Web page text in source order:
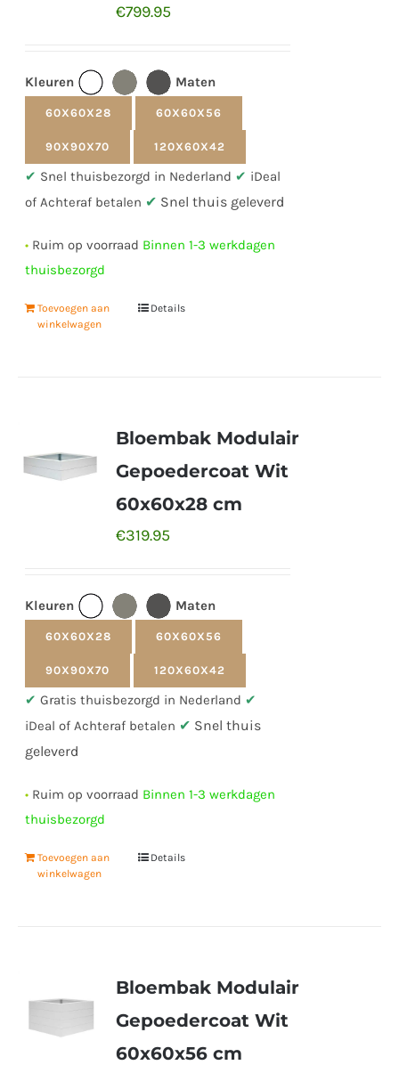
€799.95
Kleuren Maten
60X60X28 60X60X56
90X90X70 120X60X42
✔ Snel thuisbezorgd in Nederland ✔ iDeal
of Achteraf betalen ✔ Snel thuis geleverd
• Ruim op voorraad Binnen 1-3 werkdagen
thuisbezorgd
Toevoegen aan
winkelwagen
Details
Bloembak Modulair
Gepoedercoat Wit
60x60x28 cm
€319.95
Kleuren Maten
60X60X28 60X60X56
90X90X70 120X60X42
✔ Gratis thuisbezorgd in Nederland ✔
iDeal of Achteraf betalen ✔ Snel thuis
geleverd
• Ruim op voorraad Binnen 1-3 werkdagen
thuisbezorgd
Toevoegen aan
winkelwagen
Details
Bloembak Modulair
Gepoedercoat Wit
60x60x56 cm